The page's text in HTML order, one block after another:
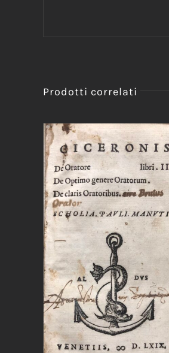
Prodotti correlati
AGGIUNGI AL CARRELLO
DETTAGLI